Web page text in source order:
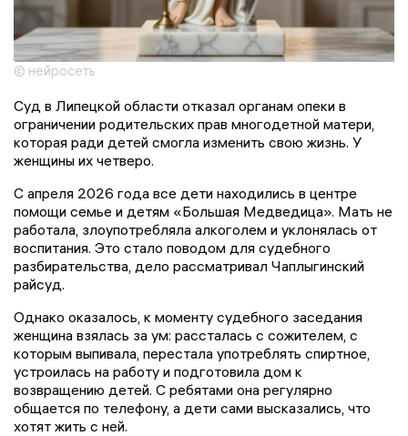
© нейросеть
Суд в Липецкой области отказал органам опеки в
ограничении родительских прав многодетной матери,
которая ради детей смогла изменить свою жизнь. У
женщины их четверо.
С апреля 2026 года все дети находились в центре
помощи семье и детям «Большая Медведица». Мать не
работала, злоупотребляла алкоголем и уклонялась от
воспитания. Это стало поводом для судебного
разбирательства, дело рассматривал Чаплыгинский
райсуд.
Однако оказалось, к моменту судебного заседания
женщина взялась за ум: рассталась с сожителем, с
которым выпивала, перестала употреблять спиртное,
устроилась на работу и подготовила дом к
возвращению детей. С ребятами она регулярно
общается по телефону, а дети сами высказались, что
хотят жить с ней.